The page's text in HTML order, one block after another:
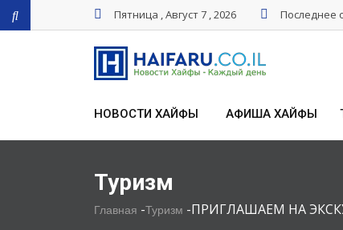
Пятница , Август 7 , 2026 Последнее
НОВОСТИ ХАЙФЫ АФИША ХАЙФЫ
Туризм
Главная -Туризм -ПРИГЛАШАЕМ НА